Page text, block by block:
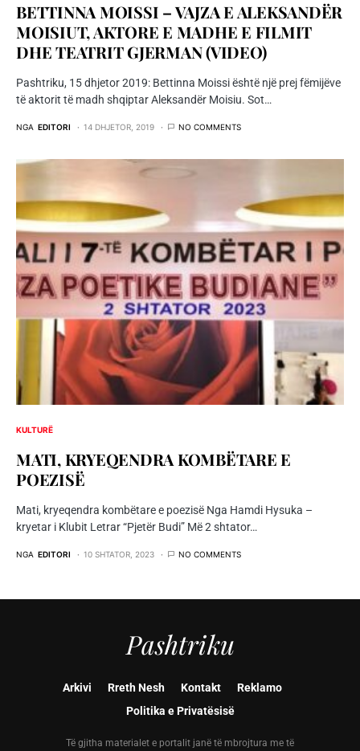
BETTINNA MOISSI – VAJZA E ALEKSANDËR
MOISIUT, AKTORE E MADHE E FILMIT
DHE TEATRIT GJERMAN (VIDEO)
Pashtriku, 15 dhjetor 2019: Bettinna Moissi është një prej fëmijëve
të aktorit të madh shqiptar Aleksandër Moisiu. Sot…
NGA EDITORI 14 DHJETOR, 2019 NO COMMENTS
KULTURË
MATI, KRYEQENDRA KOMBËTARE E
POEZISË
Mati, kryeqendra kombëtare e poezisë Nga Hamdi Hysuka –
kryetar i Klubit Letrar “Pjetër Budi” Më 2 shtator…
NGA EDITORI 10 SHTATOR, 2023 NO COMMENTS
Pashtriku
Arkivi Rreth Nesh Kontakt
Reklamo
Politika e Privatësisë
Të gjitha materialet e portalit janë të mbrojtura me të